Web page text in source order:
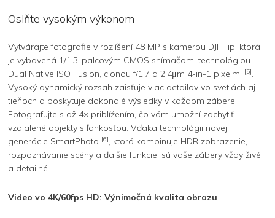
Oslňte vysokým výkonom
Vytvárajte fotografie v rozlíšení 48 MP s kamerou DJI Flip, ktorá
je vybavená 1/1,3-palcovým CMOS snímačom, technológiou
Dual Native ISO Fusion, clonou f/1,7 a 2,4μm 4-in-1 pixelmi [5].
Vysoký dynamický rozsah zaisťuje viac detailov vo svetlách aj
tieňoch a poskytuje dokonalé výsledky v každom zábere.
Fotografujte s až 4× priblížením, čo vám umožní zachytiť
vzdialené objekty s ľahkosťou. Vďaka technológii novej
generácie SmartPhoto [6], ktorá kombinuje HDR zobrazenie,
rozpoznávanie scény a ďalšie funkcie, sú vaše zábery vždy živé
a detailné.
Video vo 4K/60fps HD: Výnimočná kvalita obrazu